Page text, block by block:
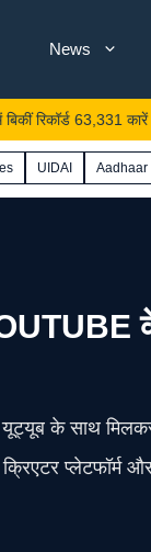
News
63,331 कारें
UIDAI Aadhaar
के
के साथ
प्लेटफॉर्म